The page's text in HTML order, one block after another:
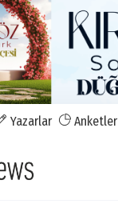
Yazarlar Anketler